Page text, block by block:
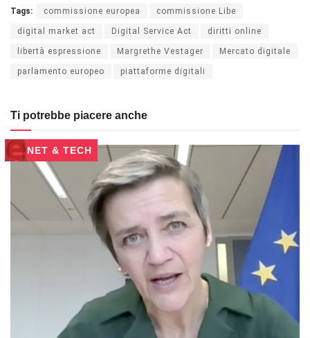
Tags: commissione europea commissione Libe
digital market act Digital Service Act diritti online
libertà espressione Margrethe Vestager Mercato digitale
parlamento europeo piattaforme digitali
Ti potrebbe piacere anche
NET & TECH